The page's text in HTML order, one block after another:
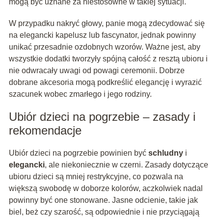
mogą być uznane za niestosowne w takiej sytuacji.
W przypadku nakryć głowy, panie mogą zdecydować się
na elegancki kapelusz lub fascynator, jednak powinny
unikać przesadnie ozdobnych wzorów. Ważne jest, aby
wszystkie dodatki tworzyły spójną całość z resztą ubioru i
nie odwracały uwagi od powagi ceremonii. Dobrze
dobrane akcesoria mogą podkreślić elegancję i wyrazić
szacunek wobec zmarłego i jego rodziny.
Ubiór dzieci na pogrzebie – zasady i
rekomendacje
Ubiór dzieci na pogrzebie powinien być schludnyi
elegancki, ale niekoniecznie w czerni. Zasady dotyczące
ubioru dzieci są mniej restrykcyjne, co pozwala na
większą swobodę w doborze kolorów, aczkolwiek nadal
powinny być one stonowane. Jasne odcienie, takie jak
biel, beż czy szarość, są odpowiednie i nie przyciągają